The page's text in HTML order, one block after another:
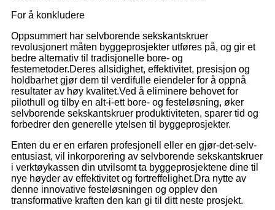
For å konkludere
Oppsummert har selvborende sekskantskruer
revolusjonert måten byggeprosjekter utføres på, og gir et
bedre alternativ til tradisjonelle bore- og
festemetoder.Deres allsidighet, effektivitet, presisjon og
holdbarhet gjør dem til verdifulle eiendeler for å oppnå
resultater av høy kvalitet.Ved å eliminere behovet for
pilothull og tilby en alt-i-ett bore- og festeløsning, øker
selvborende sekskantskruer produktiviteten, sparer tid og
forbedrer den generelle ytelsen til byggeprosjekter.
Enten du er en erfaren profesjonell eller en gjør-det-selv-
entusiast, vil inkorporering av selvborende sekskantskruer
i verktøykassen din utvilsomt ta byggeprosjektene dine til
nye høyder av effektivitet og fortreffelighet.Dra nytte av
denne innovative festeløsningen og opplev den
transformative kraften den kan gi til ditt neste prosjekt.